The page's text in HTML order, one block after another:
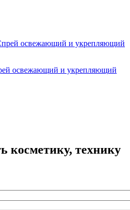
освежающий и укрепляющий
косметику, технику